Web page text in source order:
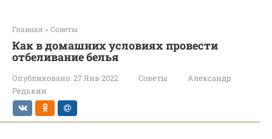
Главная » Советы
Как в домашних условиях провести
отбеливание белья
Опубликовано: 27 Янв 2022 Советы
Александр
Редькин